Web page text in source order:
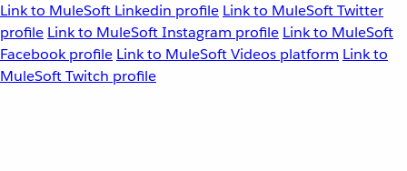
Link to MuleSoft Linkedin profile Link to MuleSoft Twitter
profile Link to MuleSoft Instagram profile Link to MuleSoft
Facebook profile Link to MuleSoft Videos platform Link to
MuleSoft Twitch profile